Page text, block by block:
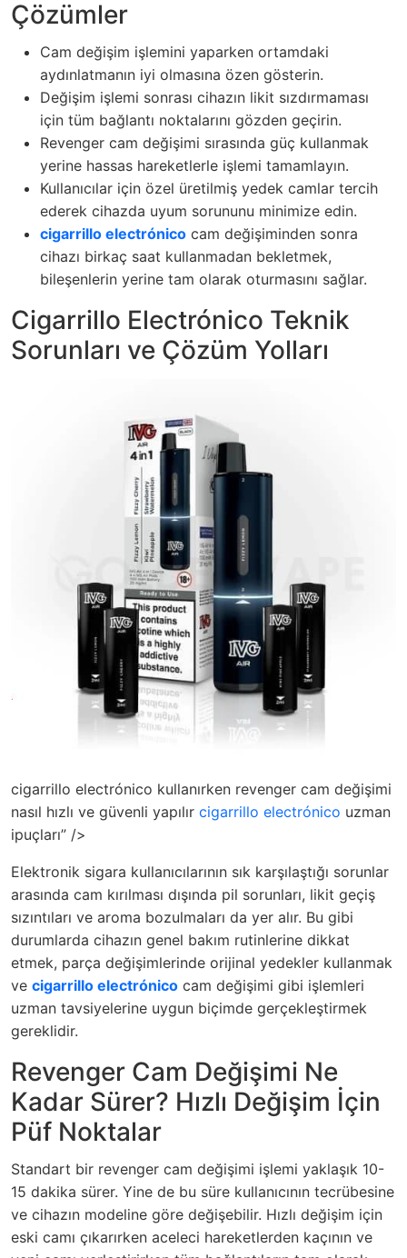
Çözümler
Cam değişim işlemini yaparken ortamdaki
aydınlatmanın iyi olmasına özen gösterin.
Değişim işlemi sonrası cihazın likit sızdırmaması
için tüm bağlantı noktalarını gözden geçirin.
Revenger cam değişimi sırasında güç kullanmak
yerine hassas hareketlerle işlemi tamamlayın.
Kullanıcılar için özel üretilmiş yedek camlar tercih
ederek cihazda uyum sorununu minimize edin.
cigarrillo electrónico cam değişiminden sonra
cihazı birkaç saat kullanmadan bekletmek,
bileşenlerin yerine tam olarak oturmasını sağlar.
Cigarrillo Electrónico Teknik
Sorunları ve Çözüm Yolları
cigarrillo electrónico kullanırken revenger cam değişimi
nasıl hızlı ve güvenli yapılır cigarrillo electrónico uzman
ipuçları” />
Elektronik sigara kullanıcılarının sık karşılaştığı sorunlar
arasında cam kırılması dışında pil sorunları, likit geçiş
sızıntıları ve aroma bozulmaları da yer alır. Bu gibi
durumlarda cihazın genel bakım rutinlerine dikkat
etmek, parça değişimlerinde orijinal yedekler kullanmak
ve cigarrillo electrónico cam değişimi gibi işlemleri
uzman tavsiyelerine uygun biçimde gerçekleştirmek
gereklidir.
Revenger Cam Değişimi Ne
Kadar Sürer? Hızlı Değişim İçin
Püf Noktalar
Standart bir revenger cam değişimi işlemi yaklaşık 10-
15 dakika sürer. Yine de bu süre kullanıcının tecrübesine
ve cihazın modeline göre değişebilir. Hızlı değişim için
eski camı çıkarırken aceleci hareketlerden kaçının ve